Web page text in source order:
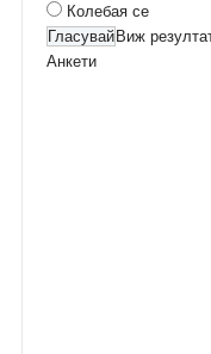
Колебая се
Виж
Анкети